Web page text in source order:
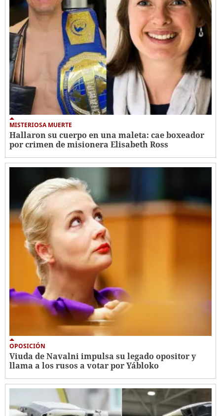
MISTERIOSA MUERTE
Hallaron su cuerpo en una maleta: cae boxeador
por crimen de misionera Elisabeth Ross
OPOSICIÓN
Viuda de Navalni impulsa su legado opositor y
llama a los rusos a votar por Yábloko